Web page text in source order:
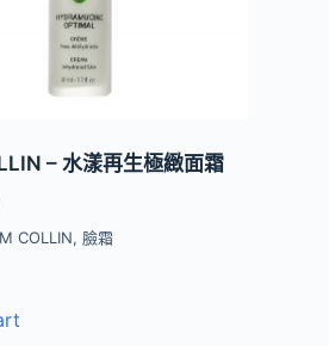
– 水漾再生極緻面霜
COLLIN, 臉霜